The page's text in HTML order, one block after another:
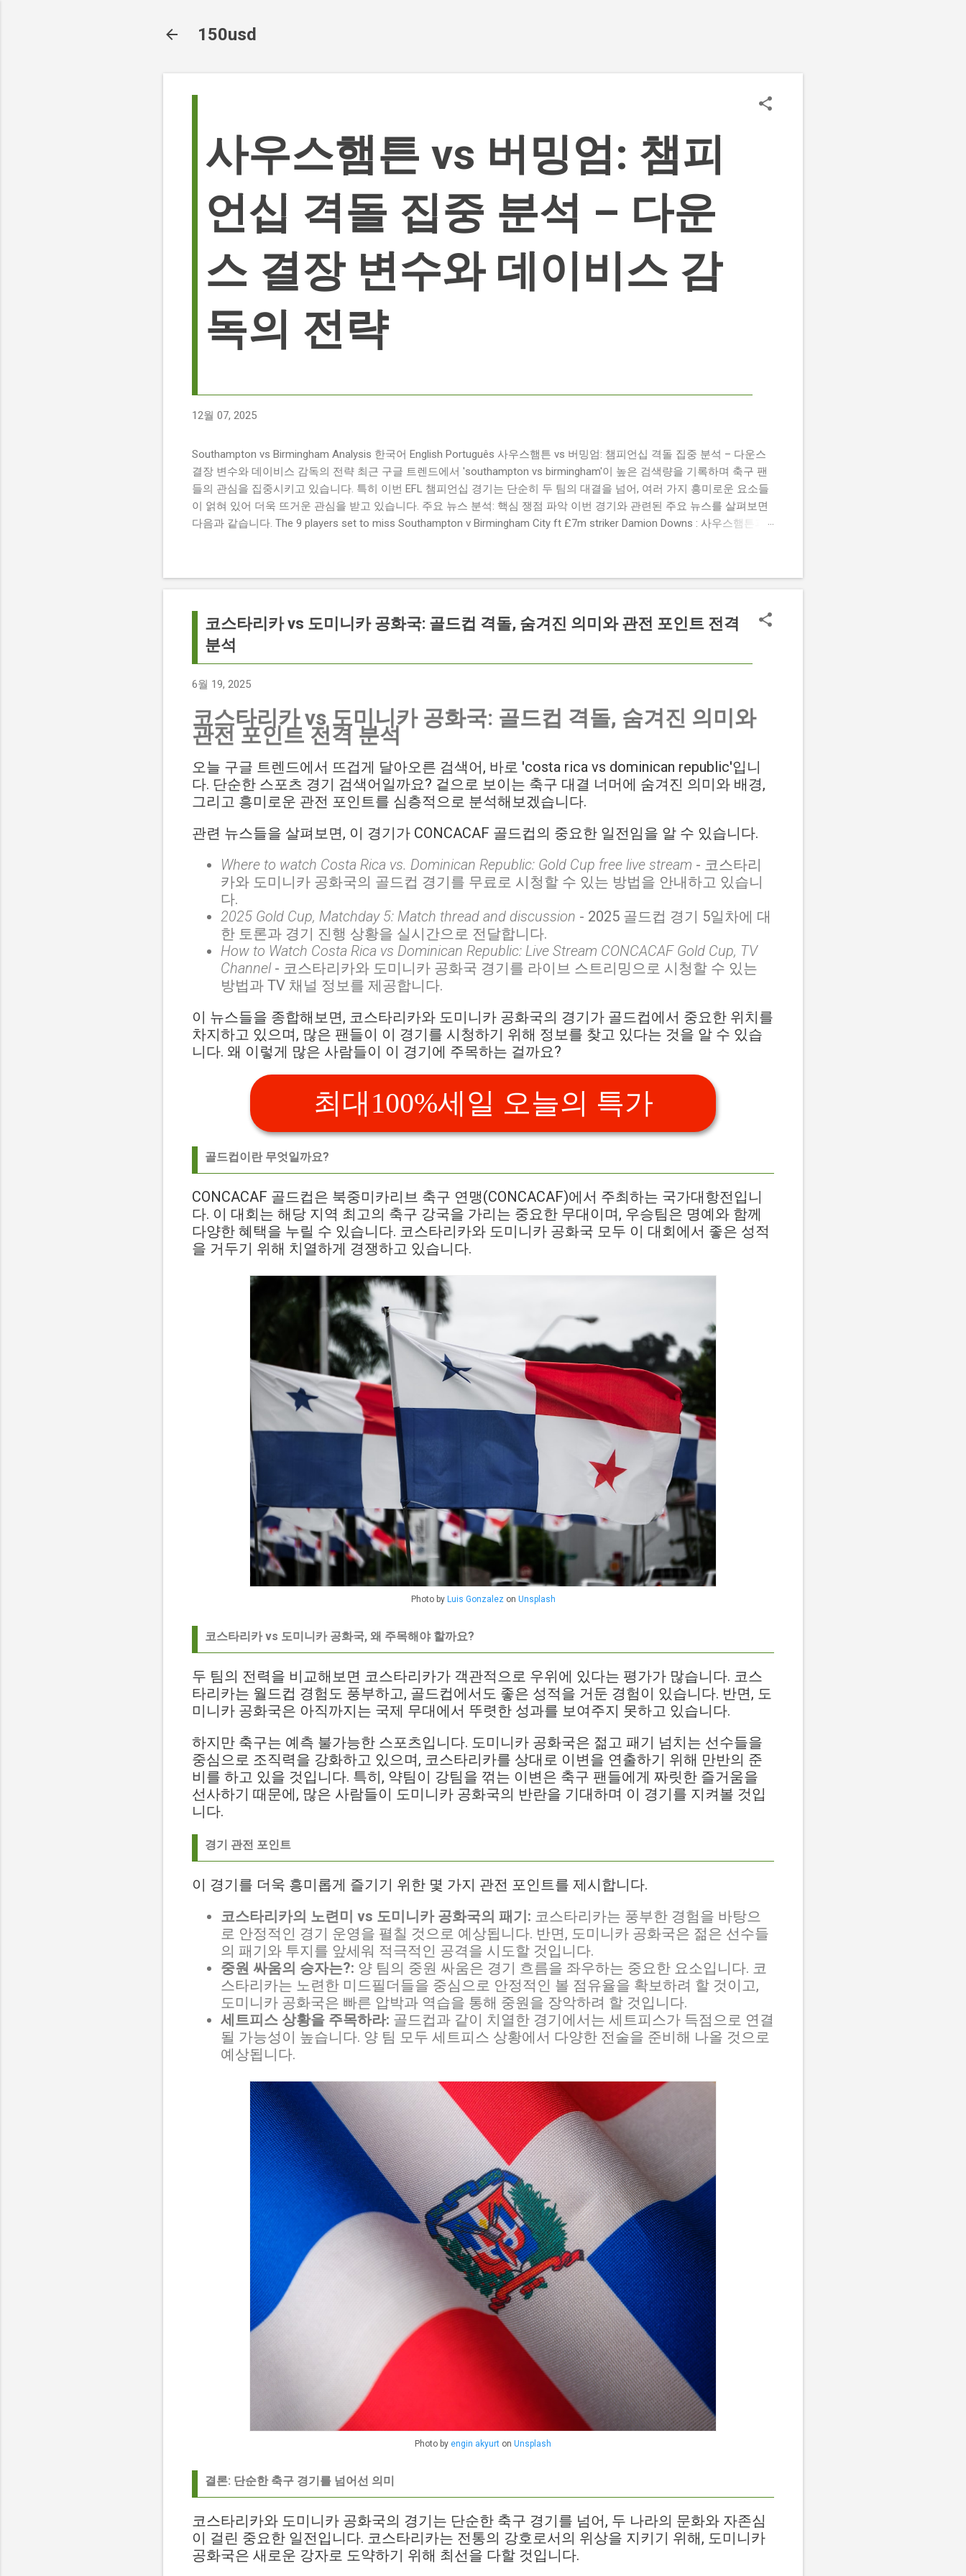
150usd
사우스햄튼 vs 버밍엄: 챔피
언십 격돌 집중 분석 – 다운
스 결장 변수와 데이비스 감
독의 전략
12월 07, 2025
Southampton vs Birmingham Analysis 한국어 English Português 사우스햄튼 vs 버밍엄: 챔피언십 격돌 집중 분석 – 다운스
결장 변수와 데이비스 감독의 전략 최근 구글 트렌드에서 'southampton vs birmingham'이 높은 검색량을 기록하며 축구 팬
들의 관심을 집중시키고 있습니다. 특히 이번 EFL 챔피언십 경기는 단순히 두 팀의 대결을 넘어, 여러 가지 흥미로운 요소들
이 얽혀 있어 더욱 뜨거운 관심을 받고 있습니다. 주요 뉴스 분석: 핵심 쟁점 파악 이번 경기와 관련된 주요 뉴스를 살펴보면
다음과 같습니다. The 9 players set to miss Southampton v Birmingham City ft £7m striker Damion Downs : 사우스햄튼과
경기 당일 실시간 스코어 업데이트를 제공하는 뉴스로, 팬들의 높은 관심도를 반영합니다. Chris Davies: Birmingham City
boss says his side have to try to "be themselves" away from home : 버밍엄 시티의 크리스 데이비스 감독은 원정 경기에서
팀 고유의 색깔을 유지하는 것이 중요하다고 강조했습니다. ...
코스타리카 vs 도미니카 공화국: 골드컵 격돌, 숨겨진 의미와 관전 포인트 전격
분석
6월 19, 2025
코스타리카 vs 도미니카 공화국: 골드컵 격돌, 숨겨진 의미와
관전 포인트 전격 분석
오늘 구글 트렌드에서 뜨겁게 달아오른 검색어, 바로 'costa rica vs dominican republic'입니
다. 단순한 스포츠 경기 검색어일까요? 겉으로 보이는 축구 대결 너머에 숨겨진 의미와 배경,
그리고 흥미로운 관전 포인트를 심층적으로 분석해보겠습니다.
관련 뉴스들을 살펴보면, 이 경기가 CONCACAF 골드컵의 중요한 일전임을 알 수 있습니다.
Where to watch Costa Rica vs. Dominican Republic: Gold Cup free live stream - 코스타리
카와 도미니카 공화국의 골드컵 경기를 무료로 시청할 수 있는 방법을 안내하고 있습니
다.
2025 Gold Cup, Matchday 5: Match thread and discussion - 2025 골드컵 경기 5일차에 대
한 토론과 경기 진행 상황을 실시간으로 전달합니다.
How to Watch Costa Rica vs Dominican Republic: Live Stream CONCACAF Gold Cup, TV
Channel- 코스타리카와 도미니카 공화국 경기를 라이브 스트리밍으로 시청할 수 있는
방법과 TV 채널 정보를 제공합니다.
이 뉴스들을 종합해보면, 코스타리카와 도미니카 공화국의 경기가 골드컵에서 중요한 위치를
차지하고 있으며, 많은 팬들이 이 경기를 시청하기 위해 정보를 찾고 있다는 것을 알 수 있습
니다. 왜 이렇게 많은 사람들이 이 경기에 주목하는 걸까요?
최대100%세일 오늘의 특가
골드컵이란 무엇일까요?
CONCACAF 골드컵은 북중미카리브 축구 연맹(CONCACAF)에서 주최하는 국가대항전입니
다. 이 대회는 해당 지역 최고의 축구 강국을 가리는 중요한 무대이며, 우승팀은 명예와 함께
다양한 혜택을 누릴 수 있습니다. 코스타리카와 도미니카 공화국 모두 이 대회에서 좋은 성적
을 거두기 위해 치열하게 경쟁하고 있습니다.
Photo by Luis Gonzalez on Unsplash
코스타리카 vs 도미니카 공화국, 왜 주목해야 할까요?
두 팀의 전력을 비교해보면 코스타리카가 객관적으로 우위에 있다는 평가가 많습니다. 코스
타리카는 월드컵 경험도 풍부하고, 골드컵에서도 좋은 성적을 거둔 경험이 있습니다. 반면, 도
미니카 공화국은 아직까지는 국제 무대에서 뚜렷한 성과를 보여주지 못하고 있습니다.
하지만 축구는 예측 불가능한 스포츠입니다. 도미니카 공화국은 젊고 패기 넘치는 선수들을
중심으로 조직력을 강화하고 있으며, 코스타리카를 상대로 이변을 연출하기 위해 만반의 준
비를 하고 있을 것입니다. 특히, 약팀이 강팀을 꺾는 이변은 축구 팬들에게 짜릿한 즐거움을
선사하기 때문에, 많은 사람들이 도미니카 공화국의 반란을 기대하며 이 경기를 지켜볼 것입
니다.
경기 관전 포인트
이 경기를 더욱 흥미롭게 즐기기 위한 몇 가지 관전 포인트를 제시합니다.
코스타리카의 노련미 vs 도미니카 공화국의 패기: 코스타리카는 풍부한 경험을 바탕으
로 안정적인 경기 운영을 펼칠 것으로 예상됩니다. 반면, 도미니카 공화국은 젊은 선수들
의 패기와 투지를 앞세워 적극적인 공격을 시도할 것입니다.
중원 싸움의 승자는?: 양 팀의 중원 싸움은 경기 흐름을 좌우하는 중요한 요소입니다. 코
스타리카는 노련한 미드필더들을 중심으로 안정적인 볼 점유율을 확보하려 할 것이고,
도미니카 공화국은 빠른 압박과 역습을 통해 중원을 장악하려 할 것입니다.
세트피스 상황을 주목하라: 골드컵과 같이 치열한 경기에서는 세트피스가 득점으로 연결
될 가능성이 높습니다. 양 팀 모두 세트피스 상황에서 다양한 전술을 준비해 나올 것으로
예상됩니다.
Photo by engin akyurt on Unsplash
결론: 단순한 축구 경기를 넘어선 의미
코스타리카와 도미니카 공화국의 경기는 단순한 축구 경기를 넘어, 두 나라의 문화와 자존심
이 걸린 중요한 일전입니다. 코스타리카는 전통의 강호로서의 위상을 지키기 위해, 도미니카
공화국은 새로운 강자로 도약하기 위해 최선을 다할 것입니다.